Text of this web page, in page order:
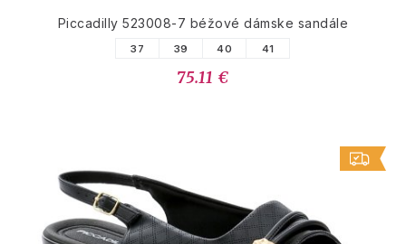
Piccadilly 523008-7 béžové dámske sandále
37 39 40 41
75.11 €